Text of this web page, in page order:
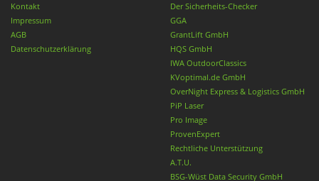
Kontakt
Impressum
AGB
Datenschutzerklärung
Der Sicherheits-Checker
GGA
GrantLift GmbH
HQS GmbH
IWA OutdoorClassics
KVoptimal.de GmbH
OverNight Express & Logistics GmbH
PiP Laser
Pro Image
ProvenExpert
Rechtliche Unterstützung
A.T.U.
BSG-Wüst Data Security GmbH